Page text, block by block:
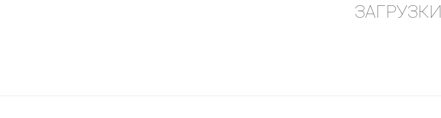
ЗАГРУЗКИ